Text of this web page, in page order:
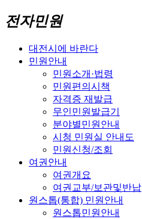
전자민원
대전시에 바란다
민원안내
민원소개·법령
민원편의시책
자격증 재발급
무인민원발급기
분야별민원안내
시청 민원실 안내도
민원신청/조회
여권안내
여권개요
여권교부/보관및반납
원스톱(통합) 민원안내
원스톱민원안내